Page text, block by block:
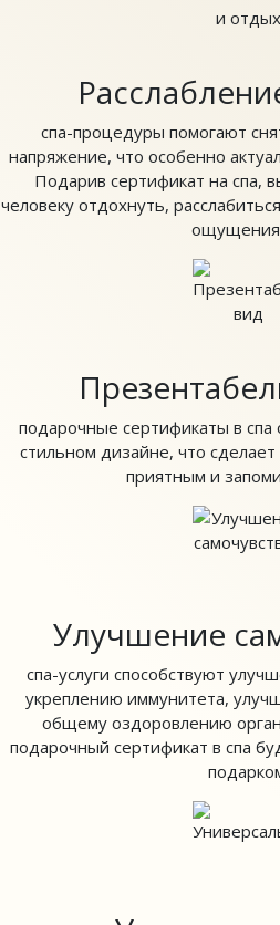
спа-процедуры помогают
напряжение, что особенно
Подарив сертификат на спа,
человеку отдохнуть,
подарочные сертификаты в
стильном дизайне, что
приятным и
Улучшение
спа-услуги способствуют
укреплению иммунитета,
общему оздоровлению
подарочный сертификат в спа